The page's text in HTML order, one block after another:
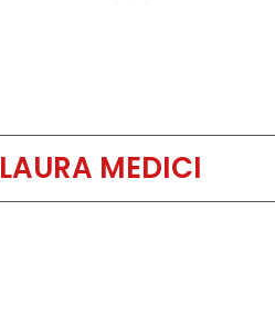
LAURA MEDICI